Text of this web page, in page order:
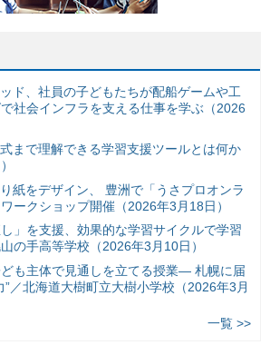
ド、社員の子どもたちが配船ゲームや工
社会インフラを支える仕事を学ぶ（2026
式まで理解できる学習支援ツールとは何か
紙をデザイン、 豊洲で「うさプロオンラ
ークショップ開催（2026年3月18日）
」を支援、効果的な学習サイクルで学習
の手高等学校（2026年3月10日）
も主体で見通しを立てる授業— 札幌に届
”／北海道大樹町立大樹小学校（2026年3月
一覧 >>